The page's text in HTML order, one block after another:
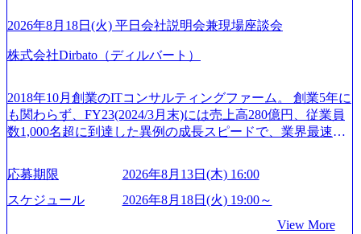
ページ (https://www.xspear.co.jp/career/interviews/) 戦略だけの
から”のコンサルの在り方 (https://www.businessinsider.jp/articl
を取得 (https://www.agara.co.jp/article/382811) シンプレクスと
Xspear Consultingが、東京都港区の行政手続き100%デジタル
化を支援 (https://www.afpbb.com/articles/-/3520247) 【未経験
流工程、先端技術を学べる環境 【コンサルファーム経験
者】 ・専門領域に軸足を置きながら、他領域にもチャレン
ジできる環境 ・タイトルアップでのオファー ・現職ファー
ムより高いオファー年収 ・実力主義でプロモーションでき
ュ休暇は、規程で定める勤続年数ごとに、連続5日のリフレ
ッシュ休暇を取得できます。 【育児や子の看護、介護など
の制度】 育児休暇： 対象：小学校1年修了時の3月31日まで
日2時間15分まで、始業・終業時刻の繰り上げ・繰り下げが
可能 子の看護休暇： 子1人につき5日まで取得でき、1時間
単位で取得することも可能 家族看護休暇： 5日まで取得で
度など】 独身寮：富山事業所の近くに、白風寮と青風寮の2
つの寮があり、以下の入居基準を満たす方が入居可能で
す。 ＜入居基準＞ ・満33歳までの独身者 ・自宅から勤務地
までの通勤総時間が2時間を超えること 住宅手当： 本社の
となり、平均3000万～4000万の年収となる 内訳としては個
成活躍させるためのナレッジシェアおよび丁寧なOJTを欠か
19:30～ 所要時間 : 約1時間 2026年8月13日(木) 16:00 ＼応募
意思不問・業界未経験歓迎！／ M&A承継機構のビジョンや
業務内容、実際の働き方について詳しくお伝えするオンラ
イン説明会を開催いたします。 M&A業界に興味があり、ま
業界の情報を集めたい 働くイメージを具体的に知りたい M
&A業界にご興味がある方、転職を少しでもお考えの方はも
ちろん、情報収集をしたい方でも歓迎です。お気軽にご参
加ください。 当日は、質疑応答のお時間もご用意しており
2026年8月18日(火) 平日会社説明会兼現場座談会
株式会社Dirbato（ディルバート）
2018年10月創業のITコンサルティングファーム。 創業5年に
も関わらず、FY23(2024/3月末)には売上高280億円、従業員
数1,000名超に到達した異例の成長スピードで、業界最速と
成⻑を遂げている。 現在コンサルティングファームでは外
資も含めて売上高TOP10にランクインしている。 主力事業
はITコンサルティング。幅広い業界の大企業を中心に、IT
応募期限
2026年8月13日(木) 16:00
スケジュール
2026年8月18日(火) 19:00～
View More